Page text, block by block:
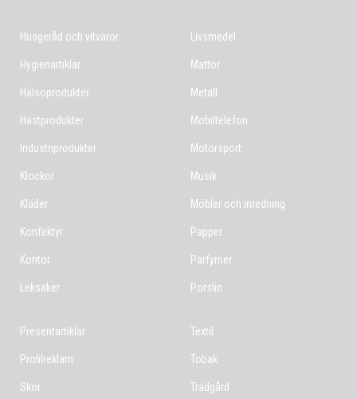
Husgeråd och vitvaror
Hygienartiklar
Hälsoprodukter
Hästprodukter
Industriprodukter
Klockor
Kläder
Konfektyr
Kontor
Leksaker
Livsmedel
Mattor
Metall
Mobiltelefon
Motorsport
Musik
Möbler och inredning
Papper
Parfymer
Porslin
Presentartiklar
Profilreklam
Skor
Textil
Tobak
Trädgård